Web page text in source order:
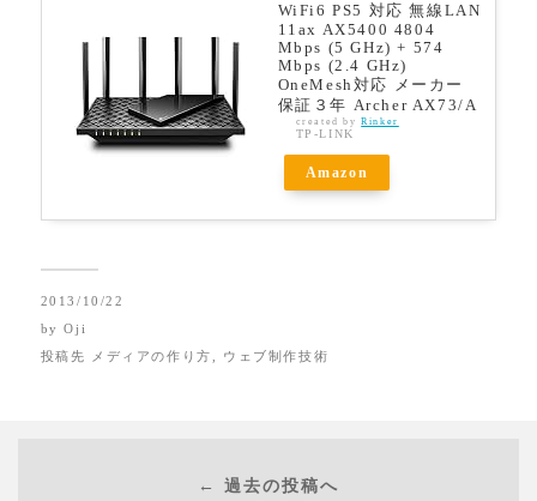
WiFi6 PS5 対応 無線LAN
11ax AX5400 4804
Mbps (5 GHz) + 574
Mbps (2.4 GHz)
OneMesh対応 メーカー
保証３年 Archer AX73/A
created byRinker
TP-LINK
Amazon
2013/10/22
byOji
投稿先
メディアの作り方 ウェブ制作技術
← 過去の投稿へ